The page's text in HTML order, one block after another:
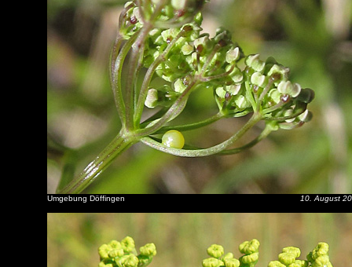
Umgebung Döffingen 10. August